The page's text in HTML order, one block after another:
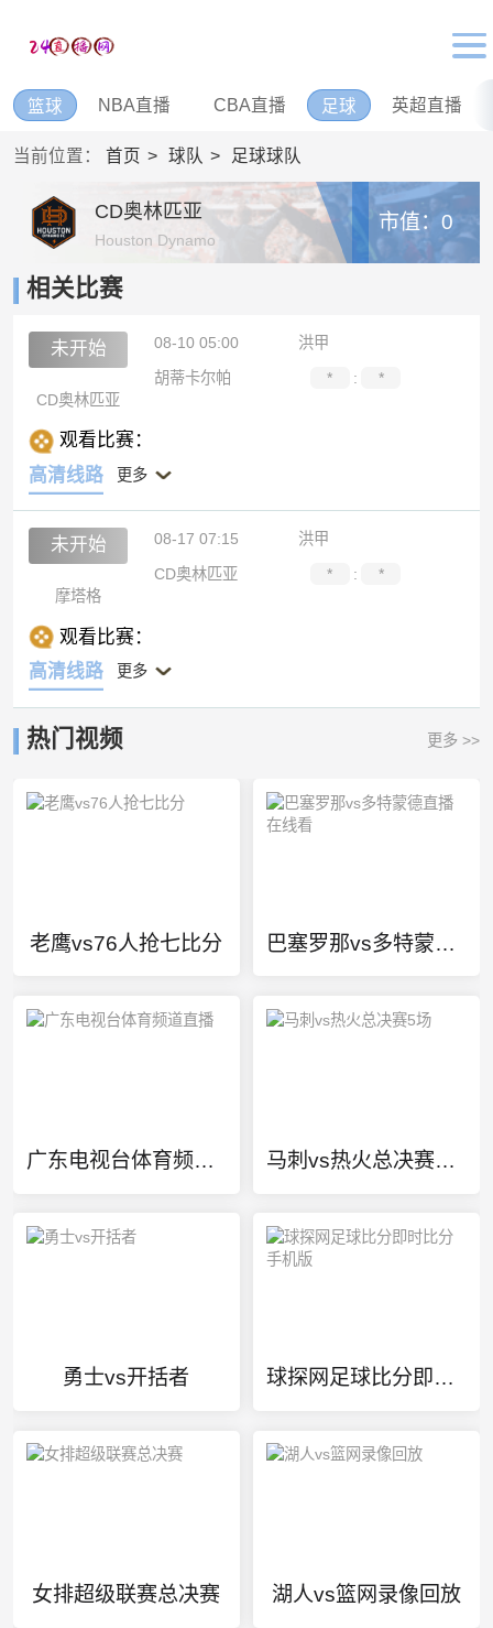
篮球 NBA直播 CBA直播 足球 英超直播
当前位置： 首页 球队 足球球队
CD奥林匹亚
Houston Dynamo
市值：0
相关比赛
未开始 08-10 05:00
洪甲
胡蒂卡尔帕
* :
*
CD奥林匹亚
观看比赛：
高清线路
更多
未开始 08-17 07:15
洪甲
CD奥林匹亚
* :
*
摩塔格
观看比赛：
高清线路
更多
热门视频 更多 >>
老鹰vs76人抢七比分 巴塞罗那vs多特蒙德直播在线看
广东电视台体育频道直播 马刺vs热火总决赛5场
勇士vs开括者 球探网足球比分即时比分手机版
女排超级联赛总决赛 湖人vs篮网录像回放